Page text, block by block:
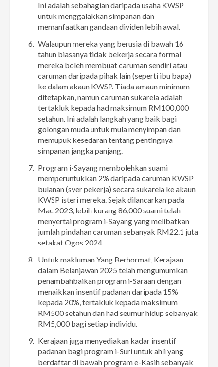
Ini adalah sebahagian daripada usaha KWSP
untuk menggalakkan simpanan dan
memanfaatkan gandaan dividen lebih awal.
Walaupun mereka yang berusia di bawah 16
tahun biasanya tidak bekerja secara formal,
mereka boleh membuat caruman sendiri atau
caruman daripada pihak lain (seperti ibu bapa)
ke dalam akaun KWSP. Tiada amaun minimum
ditetapkan, namun caruman sukarela adalah
tertakluk kepada had maksimum RM100,000
setahun. Ini adalah langkah yang baik bagi
golongan muda untuk mula menyimpan dan
memupuk kesedaran tentang pentingnya
simpanan jangka panjang.
Program i-Sayang membolehkan suami
memperuntukkan 2% daripada caruman KWSP
bulanan (syer pekerja) secara sukarela ke akaun
KWSP isteri mereka. Sejak dilancarkan pada
Mac 2023, lebih kurang 86,000 suami telah
menyertai program i-Sayang yang melibatkan
jumlah pindahan caruman sebanyak RM22.1 juta
setakat Ogos 2024.
Untuk makluman Yang Berhormat, Kerajaan
dalam Belanjawan 2025 telah mengumumkan
penambahbaikan program i-Saraan dengan
menaikkan insentif padanan daripada 15%
kepada 20%, tertakluk kepada maksimum
RM500 setahun dan had seumur hidup sebanyak
RM5,000 bagi setiap individu.
Kerajaan juga menyediakan kadar insentif
padanan bagi program i-Suri untuk ahli yang
berdaftar di bawah program e-Kasih sebanyak